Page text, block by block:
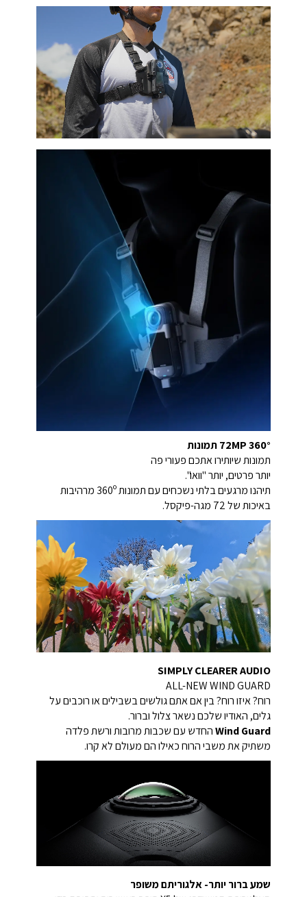
72MP 360° תמונות
תמונות שיותירו אתכם פעורי פה
יותר פרטים, יותר "וואו".
תיהנו מרגעים בלתי נשכחים עם תמונות 360º מרהיבות
באיכות של 72 מגה-פיקסל.
SIMPLY CLEARER AUDIO
ALL-NEW WIND GUARD
רוח? איזו רוח? בין אם אתם גולשים בשבילים או רוכבים על
גלים, האודיו שלכם נשאר צלול וברור.
Wind Guardהחדש עם שכבות מרובות ורשת פלדה
משתיק את משבי הרוח כאילו הם מעולם לא קרו.
שמע ברור יותר- אלגוריתם משופר